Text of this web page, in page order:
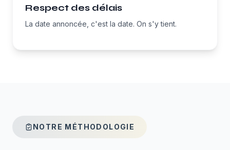
Respect des délais
La date annoncée, c'est la date. On s'y tient.
NOTRE MÉTHODOLOGIE